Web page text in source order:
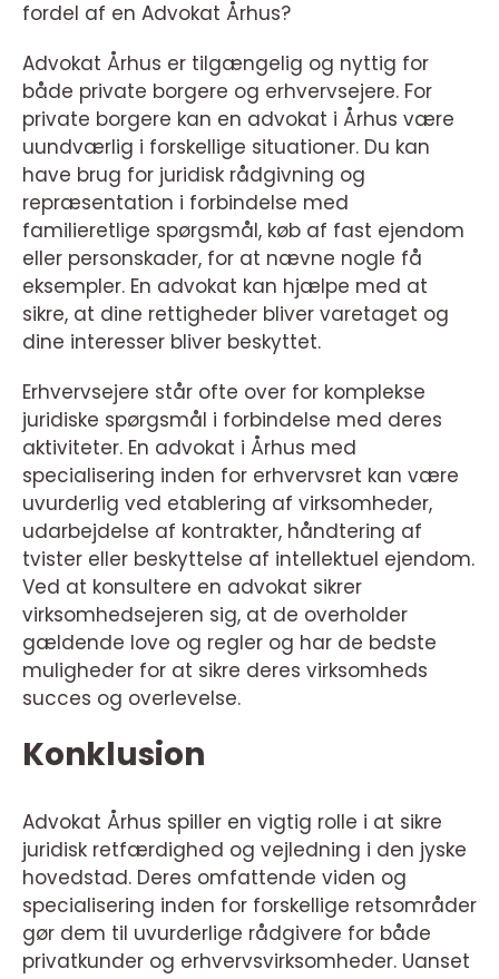
fordel af en Advokat Århus?
Advokat Århus er tilgængelig og nyttig for
både private borgere og erhvervsejere. For
private borgere kan en advokat i Århus være
uundværlig i forskellige situationer. Du kan
have brug for juridisk rådgivning og
repræsentation i forbindelse med
familieretlige spørgsmål, køb af fast ejendom
eller personskader, for at nævne nogle få
eksempler. En advokat kan hjælpe med at
sikre, at dine rettigheder bliver varetaget og
dine interesser bliver beskyttet.
Erhvervsejere står ofte over for komplekse
juridiske spørgsmål i forbindelse med deres
aktiviteter. En advokat i Århus med
specialisering inden for erhvervsret kan være
uvurderlig ved etablering af virksomheder,
udarbejdelse af kontrakter, håndtering af
tvister eller beskyttelse af intellektuel ejendom.
Ved at konsultere en advokat sikrer
virksomhedsejeren sig, at de overholder
gældende love og regler og har de bedste
muligheder for at sikre deres virksomheds
succes og overlevelse.
Konklusion
Advokat Århus spiller en vigtig rolle i at sikre
juridisk retfærdighed og vejledning i den jyske
hovedstad. Deres omfattende viden og
specialisering inden for forskellige retsområder
gør dem til uvurderlige rådgivere for både
privatkunder og erhvervsvirksomheder. Uanset